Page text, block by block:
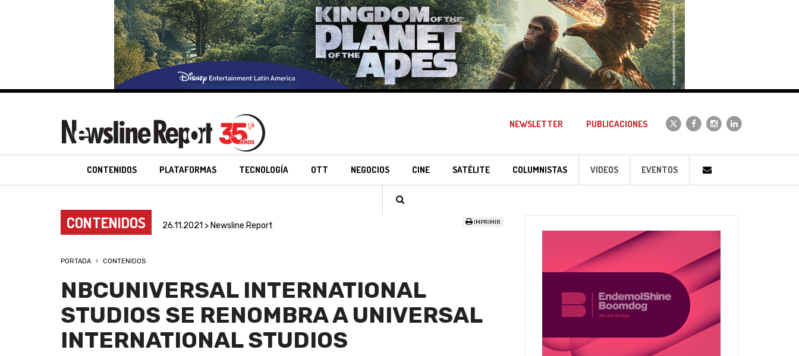
NEWSLETTER PUBLICACIONES
CONTENIDOS PLATAFORMAS TECNOLOGÍA OTT NEGOCIOS CINE SATÉLITE COLUMNISTAS VIDEOS EVENTOS
CONTENIDOS 26.11.2021 > Newsline Report IMPRIMIR
PORTADA CONTENIDOS
NBCUNIVERSAL INTERNATIONAL
STUDIOS SE RENOMBRA A UNIVERSAL
INTERNATIONAL STUDIOS